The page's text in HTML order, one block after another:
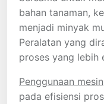
bahan tanaman,
menjadi minyak
Peralatan yang
proses yang lebih
Penggunaan mesin
pada efisiensi